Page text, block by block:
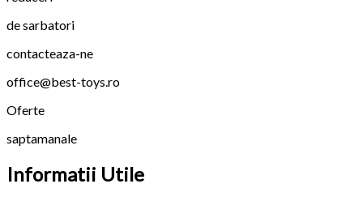
de sarbatori
contacteaza-ne
office@best-toys.ro
Oferte
saptamanale
Informatii Utile